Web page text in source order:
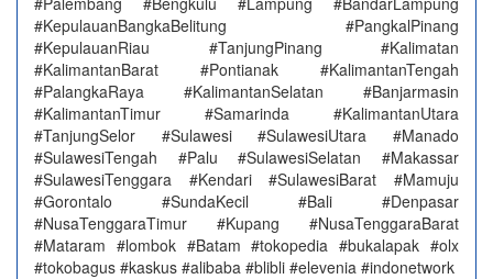
#KepulauanBangkaBelitung #PangkalPinang
#KepulauanRiau #TanjungPinang #Kalimatan
#KalimantanBarat #Pontianak #KalimantanTengah
#PalangkaRaya #KalimantanSelatan #Banjarmasin
#KalimantanTimur #Samarinda #KalimantanUtara
#TanjungSelor #Sulawesi #SulawesiUtara #Manado
#SulawesiTengah #Palu #SulawesiSelatan #Makassar
#SulawesiTenggara #Kendari #SulawesiBarat #Mamuju
#Gorontalo #SundaKecil #Bali #Denpasar
#NusaTenggaraTimur #Kupang #NusaTenggaraBarat
#Mataram #lombok #Batam #tokopedia #bukalapak #olx
#tokobagus #kaskus #alibaba #blibli #elevenia #indonetwork